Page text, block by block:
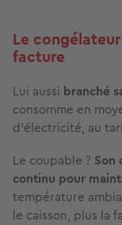
Le
facture
Lui aussi branché
consomme en
d’électricité, au
Le coupable ? Son
continu pour
température
le caisson, plus la